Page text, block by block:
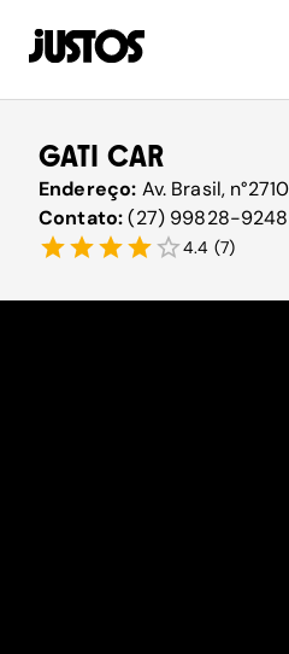
GATI CAR
Endereço: Av. Brasil,
Contato:(27) 99828-9248
4.4 (7)